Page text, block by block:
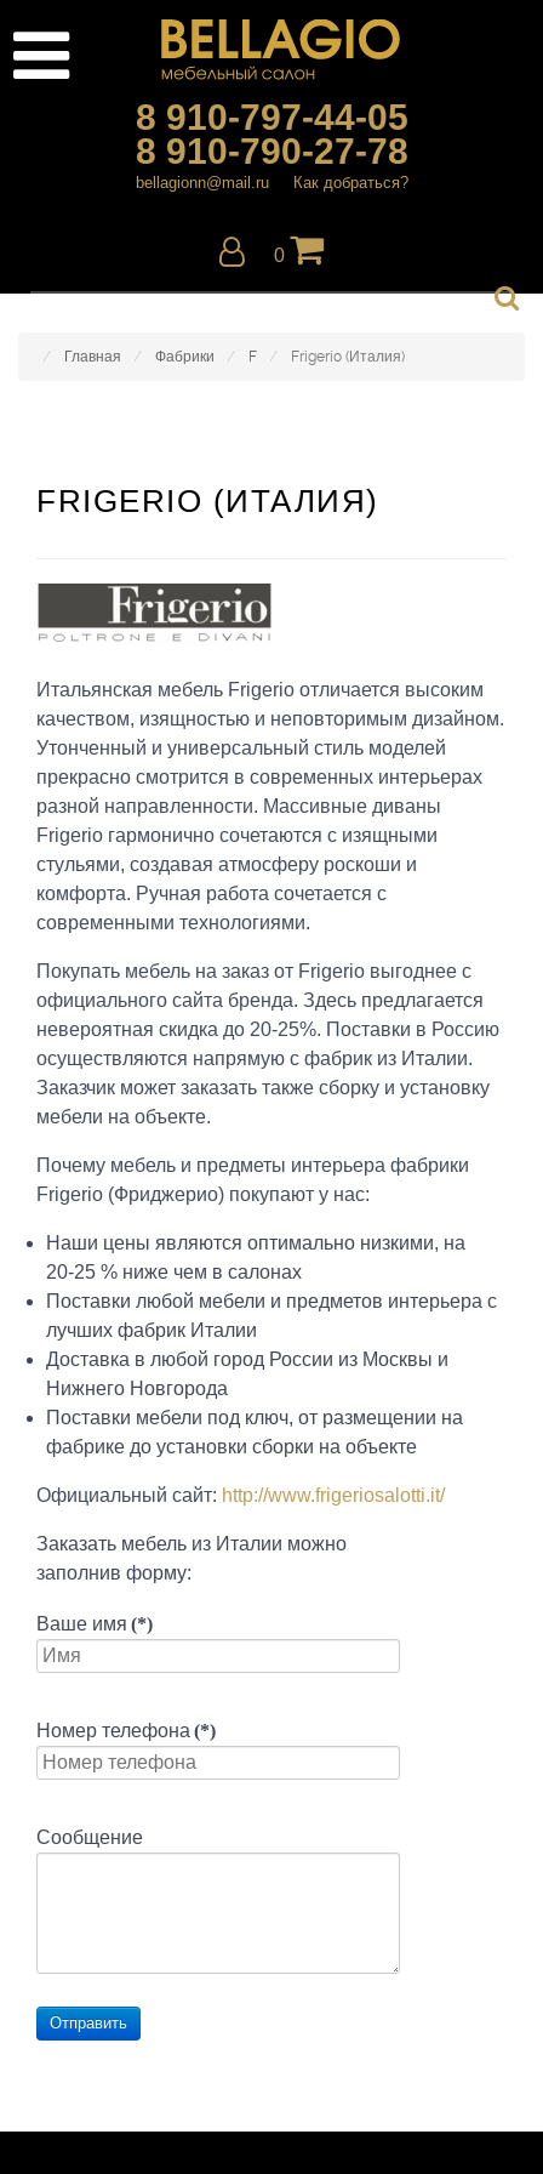
8 910-797-44-05
8 910-790-27-78
bellagionn@mail.ru Как добраться?
0
Главная Фабрики F Frigerio (Италия)
FRIGERIO (ИТАЛИЯ)
Итальянская мебель Frigerio отличается высоким
качеством, изящностью и неповторимым дизайном.
Утонченный и универсальный стиль моделей
прекрасно смотрится в современных интерьерах
разной направленности. Массивные диваны
Frigerio гармонично сочетаются с изящными
стульями, создавая атмосферу роскоши и
комфорта. Ручная работа сочетается с
современными технологиями.
Покупать мебель на заказ от Frigerio выгоднее с
официального сайта бренда. Здесь предлагается
невероятная скидка до 20-25%. Поставки в Россию
осуществляются напрямую с фабрик из Италии.
Заказчик может заказать также сборку и установку
мебели на объекте.
Почему мебель и предметы интерьера фабрики
Frigerio (Фриджерио) покупают у нас:
Наши цены являются оптимально низкими, на
20-25 % ниже чем в салонах
Поставки любой мебели и предметов интерьера с
лучших фабрик Италии
Доставка в любой город России из Москвы и
Нижнего Новгорода
Поставки мебели под ключ, от размещении на
фабрике до установки сборки на объекте
Официальный сайт: http://www.frigeriosalotti.it/
Заказать мебель из Италии можно
заполнив форму:
Ваше имя (*)
Номер телефона (*)
Сообщение
Отправить